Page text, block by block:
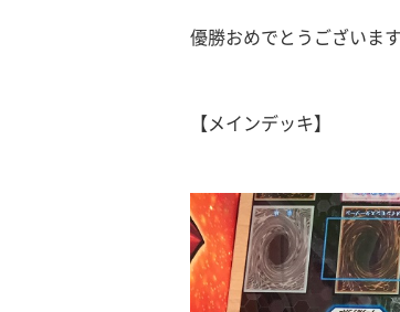
優勝おめでとうございま
【メインデッキ】